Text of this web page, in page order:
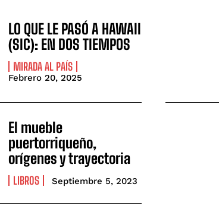
LO QUE LE PASÓ A HAWAII
(SIC): EN DOS TIEMPOS
MIRADA AL PAÍS
Febrero 20, 2025
El mueble
puertorriqueño,
orígenes y trayectoria
LIBROS Septiembre 5, 2023